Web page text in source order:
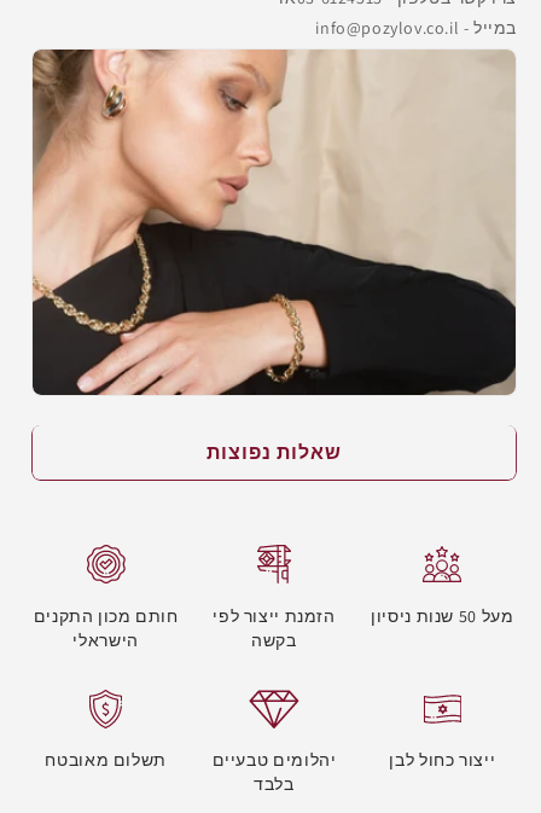
שאלות נפוצות
במייל - info@pozylov.co.il
מעל 50 שנות ניסיון
הזמנת ייצור לפי
בקשה
חותם מכון התקנים
הישראלי
ייצור כחול לבן
יהלומים טבעיים
בלבד
תשלום מאובטח